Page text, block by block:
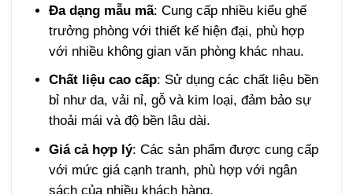
Đa dạng mẫu mã: Cung cấp nhiều kiểu ghế
trưởng phòng với thiết kế hiện đại, phù hợp
với nhiều không gian văn phòng khác nhau.
Chất liệu cao cấp: Sử dụng các chất liệu bền
bỉ như da, vải nỉ, gỗ và kim loại, đảm bảo sự
thoải mái và độ bền lâu dài.
Giá cả hợp lý: Các sản phẩm được cung cấp
với mức giá cạnh tranh, phù hợp với ngân
sách của nhiều khách hàng.